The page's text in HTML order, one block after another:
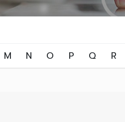
M N O P Q R